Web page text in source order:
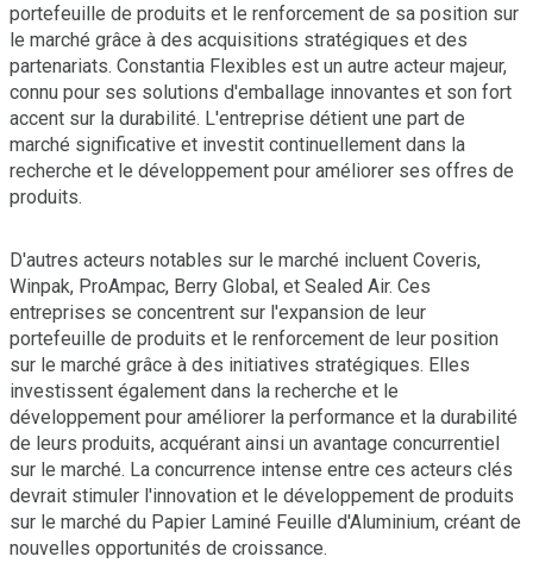
portefeuille de produits et le renforcement de sa position sur
le marché grâce à des acquisitions stratégiques et des
partenariats. Constantia Flexibles est un autre acteur majeur,
connu pour ses solutions d'emballage innovantes et son fort
accent sur la durabilité. L'entreprise détient une part de
marché significative et investit continuellement dans la
recherche et le développement pour améliorer ses offres de
produits.
D'autres acteurs notables sur le marché incluent Coveris,
Winpak, ProAmpac, Berry Global, et Sealed Air. Ces
entreprises se concentrent sur l'expansion de leur
portefeuille de produits et le renforcement de leur position
sur le marché grâce à des initiatives stratégiques. Elles
investissent également dans la recherche et le
développement pour améliorer la performance et la durabilité
de leurs produits, acquérant ainsi un avantage concurrentiel
sur le marché. La concurrence intense entre ces acteurs clés
devrait stimuler l'innovation et le développement de produits
sur le marché du Papier Laminé Feuille d'Aluminium, créant de
nouvelles opportunités de croissance.